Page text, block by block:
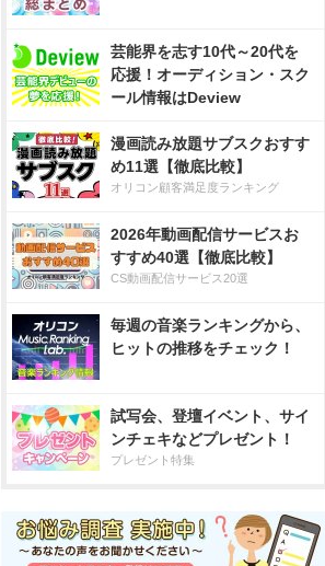
芸能界を志す10代～20代を
応援！オーディション・スク
ール情報はDeview
漫画読み放題サブスクおすす
め11選【徹底比較】
オリコン顧客満足度ランキング
2026年動画配信サービスお
すすめ40選【徹底比較】
CS動画配信サービス20選
毎週の音楽ランキングから、
ヒットの推移をチェック！
試写会、登壇イベント、サイ
ンチェキなどプレゼント！
プレゼント特集